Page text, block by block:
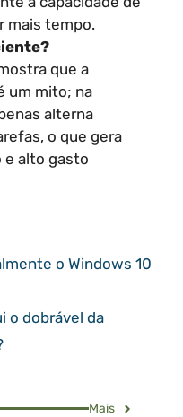
mais tempo.
que a
um mito; na
alterna
o que gera
e alto gasto
o Windows 10
o dobrável da
Mais